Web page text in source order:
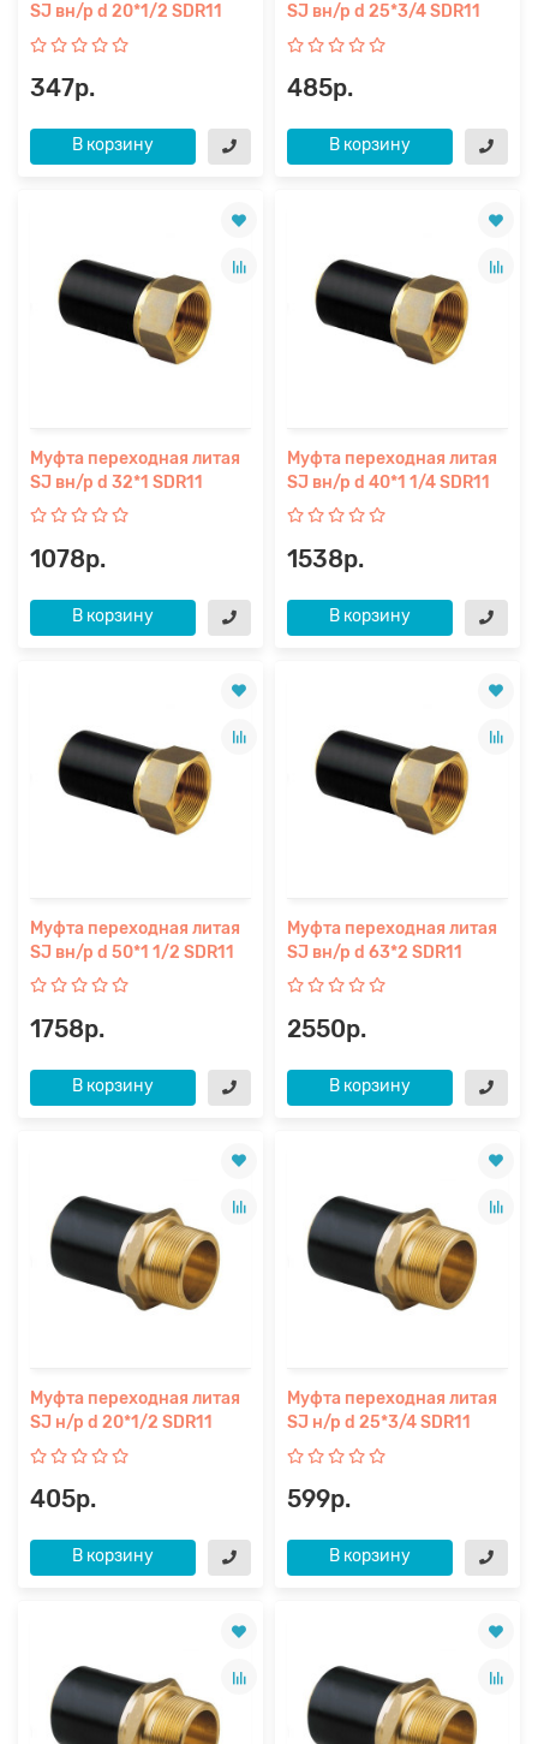
SJ вн/р d 20*1/2 SDR11
347р.
В корзину
SJ вн/р d 25*3/4 SDR11
485р.
В корзину
Муфта переходная литая
SJ вн/р d 32*1 SDR11
1078р.
В корзину
Муфта переходная литая
SJ вн/р d 40*1 1/4 SDR11
1538р.
В корзину
Муфта переходная литая
SJ вн/р d 50*1 1/2 SDR11
1758р.
В корзину
Муфта переходная литая
SJ вн/р d 63*2 SDR11
2550р.
В корзину
Муфта переходная литая
SJ н/р d 20*1/2 SDR11
405р.
В корзину
Муфта переходная литая
SJ н/р d 25*3/4 SDR11
599р.
В корзину